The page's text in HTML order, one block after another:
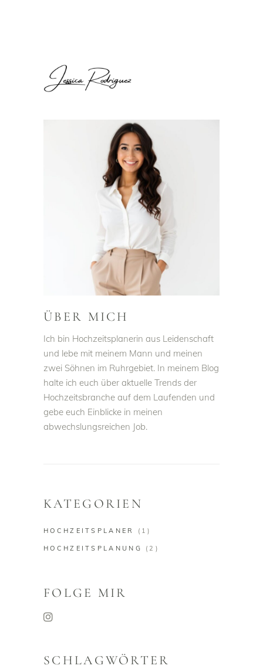
ÜBER MICH
Ich bin Hochzeitsplanerin aus Leidenschaft
und lebe mit meinem Mann und meinen
zwei Söhnen im Ruhrgebiet. In meinem Blog
halte ich euch über aktuelle Trends der
Hochzeitsbranche auf dem Laufenden und
gebe euch Einblicke in meinen
abwechslungsreichen Job.
KATEGORIEN
HOCHZEITSPLANER (1)
HOCHZEITSPLANUNG (2)
FOLGE MIR
SCHLAGWÖRTER